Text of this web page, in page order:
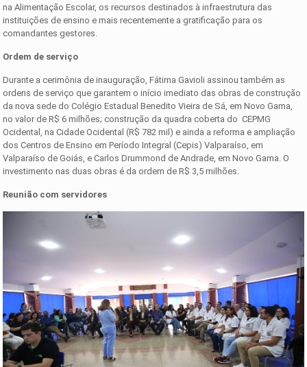
na Alimentação Escolar, os recursos destinados à infraestrutura das
instituições de ensino e mais recentemente a gratificação para os
comandantes gestores.
Ordem de serviço
Durante a cerimônia de inauguração, Fátima Gavioli assinou também as
ordens de serviço que garantem o início imediato das obras de construção
da nova sede do Colégio Estadual Benedito Vieira de Sá, em Novo Gama,
no valor de R$ 6 milhões; construção da quadra coberta do CEPMG
Ocidental, na Cidade Ocidental (R$ 782 mil) e ainda a reforma e ampliação
dos Centros de Ensino em Período Integral (Cepis) Valparaíso, em
Valparaíso de Goiás, e Carlos Drummond de Andrade, em Novo Gama. O
investimento nas duas obras é da ordem de R$ 3,5 milhões.
Reunião com servidores